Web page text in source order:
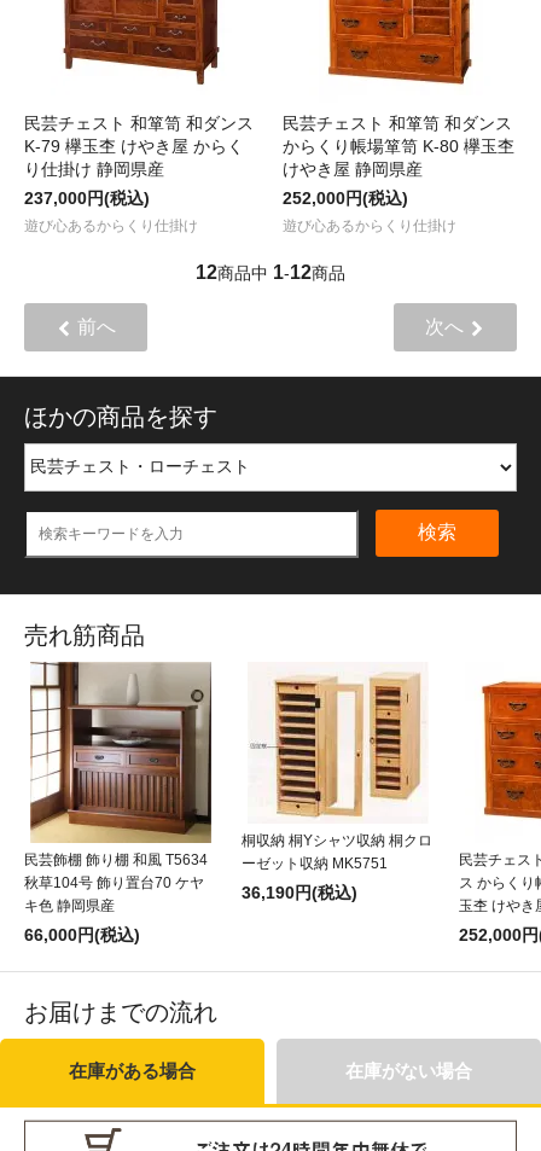
民芸チェスト 和箪笥 和ダンス
K-79 欅玉杢 けやき屋 からく
り仕掛け 静岡県産
237,000円(税込)
遊び心あるからくり仕掛け
民芸チェスト 和箪笥 和ダンス
からくり帳場箪笥 K-80 欅玉杢
けやき屋 静岡県産
252,000円(税込)
遊び心あるからくり仕掛け
12商品中 1-12商品
前へ 次へ
ほかの商品を探す
検索
売れ筋商品
民芸飾棚 飾り棚 和風 T5634
秋草104号 飾り置台70 ケヤ
キ色 静岡県産
66,000円(税込)
桐収納 桐Yシャツ収納 桐クロ
ーゼット収納 MK5751
36,190円(税込)
民芸チェス
ス からくり
玉杢 けやき
252,000
お届けまでの流れ
在庫がある場合 在庫がない場合